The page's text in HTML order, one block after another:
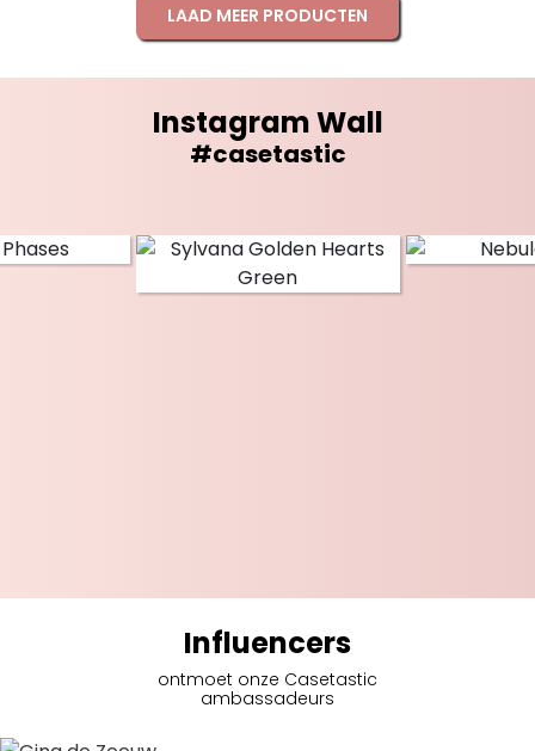
LAAD MEER PRODUCTEN
Instagram Wall
#casetastic
Influencers
ontmoet onze Casetastic
ambassadeurs